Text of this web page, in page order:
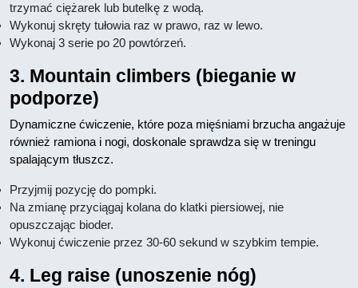
trzymać ciężarek lub butelkę z wodą.
Wykonuj skręty tułowia raz w prawo, raz w lewo.
Wykonaj 3 serie po 20 powtórzeń.
3. Mountain climbers (bieganie w
podporze)
Dynamiczne ćwiczenie, które poza mięśniami brzucha angażuje
również ramiona i nogi, doskonale sprawdza się w treningu
spalającym tłuszcz.
Przyjmij pozycję do pompki.
Na zmianę przyciągaj kolana do klatki piersiowej, nie
opuszczając bioder.
Wykonuj ćwiczenie przez 30-60 sekund w szybkim tempie.
4. Leg raise (unoszenie nóg)